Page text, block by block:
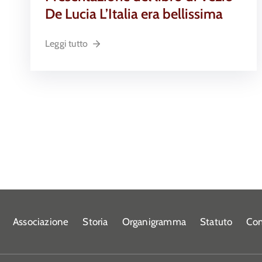
De Lucia L’Italia era bellissima
Leggi tutto
Associazione Storia Organigramma Statuto